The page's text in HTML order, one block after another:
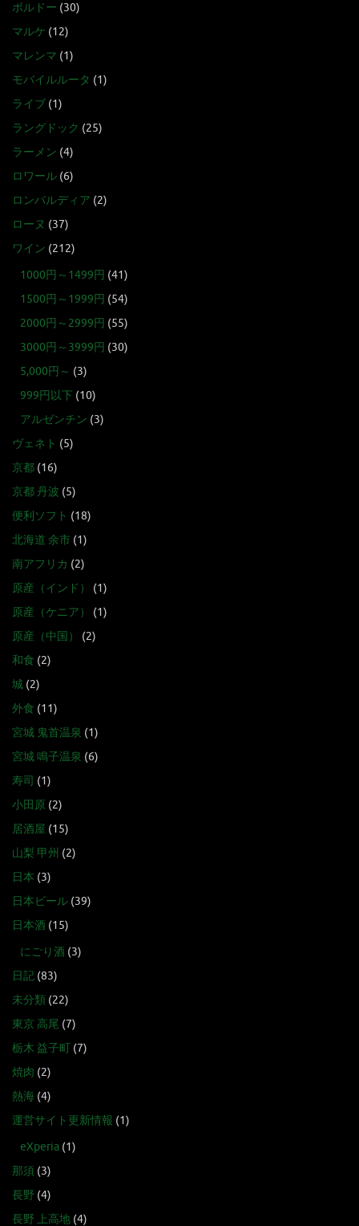
ボルドー (30)
マルケ (12)
マレンマ (1)
モバイルルータ (1)
ライブ (1)
ラングドック (25)
ラーメン (4)
ロワール (6)
ロンバルディア (2)
ローヌ (37)
ワイン (212)
1000円～1499円 (41)
1500円～1999円 (54)
2000円～2999円 (55)
3000円～3999円 (30)
5,000円～ (3)
999円以下 (10)
アルゼンチン (3)
ヴェネト (5)
京都 (16)
京都 丹波 (5)
便利ソフト (18)
北海道 余市 (1)
南アフリカ (2)
原産（インド）
(1)
原産（ケニア）
(1)
原産（中国）
(2)
和食 (2)
城 (2)
外食 (11)
宮城 鬼首温泉 (1)
宮城 鳴子温泉 (6)
寿司 (1)
小田原 (2)
居酒屋 (15)
山梨 甲州 (2)
日本 (3)
日本ビール (39)
日本酒 (15)
にごり酒 (3)
日記 (83)
未分類 (22)
東京 高尾 (7)
栃木 益子町 (7)
焼肉 (2)
熱海 (4)
運営サイト更新情報 (1)
eXperia (1)
那須 (3)
長野 (4)
長野 上高地 (4)